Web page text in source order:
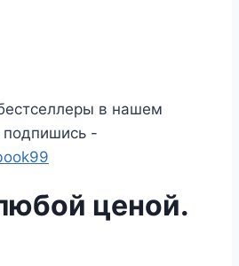
в нашем
подпишись -
ценой.